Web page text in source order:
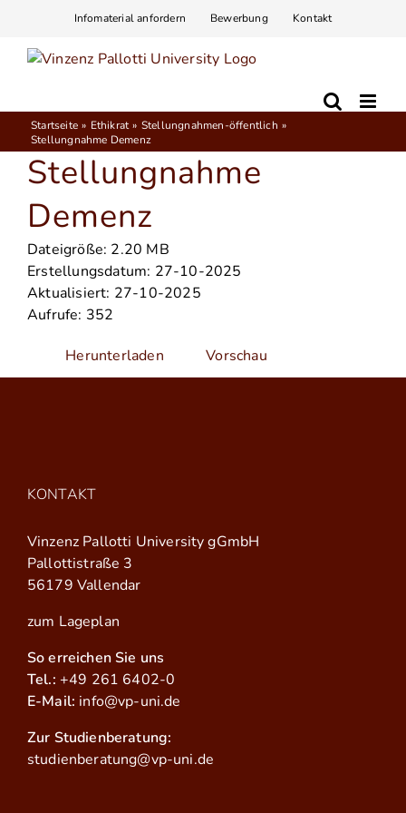
springen
Infomaterial anfordern Bewerbung Kontakt
Startseite Ethikrat
Stellungnahmen-öffentlich
Stellungnahme Demenz
Stellungnahme
Demenz
Dateigröße: 2.20 MB
Erstellungsdatum: 27-10-2025
Aktualisiert: 27-10-2025
Aufrufe: 352
Herunterladen Vorschau
KONTAKT
Vinzenz Pallotti University gGmbH
Pallottistraße 3
56179 Vallendar
zum Lageplan
So erreichen Sie uns
Tel.: +49 261 6402-0
E-Mail: info@vp-uni.de
Zur Studienberatung:
studienberatung@vp-uni.de